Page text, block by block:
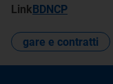
LinkBDNCP
gare e contratti